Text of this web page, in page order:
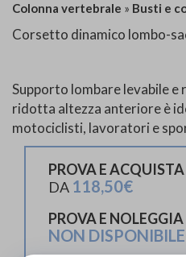
Colonna vertebrale » Busti e
Corsetto dinamico lombo-
Supporto lombare levabile e
ridotta altezza anteriore è
motociclisti, lavoratori e
PROVA E
DA 118,50€
PROVA E
NON DISPONIBILE